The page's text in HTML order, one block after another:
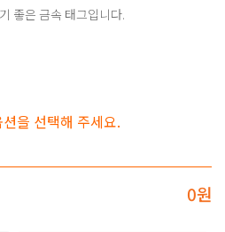
좋은 금속 태그입니다.
을 선택해 주세요.
0원